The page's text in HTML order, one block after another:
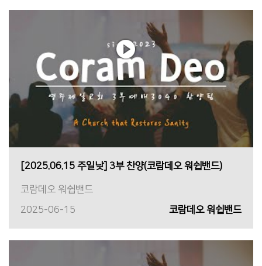
[2025.06.15 주일낮] 3부 찬양(코람데오 워쉽밴드)
코람데오 워쉽밴드
2025-06-15
코람데오 워쉽밴드